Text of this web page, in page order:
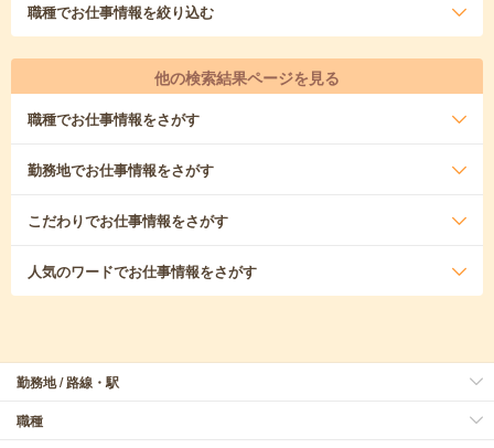
職種でお仕事情報を絞り込む
他の検索結果ページを見る
職種でお仕事情報をさがす
勤務地でお仕事情報をさがす
こだわりでお仕事情報をさがす
人気のワードでお仕事情報をさがす
勤務地 / 路線・駅
職種